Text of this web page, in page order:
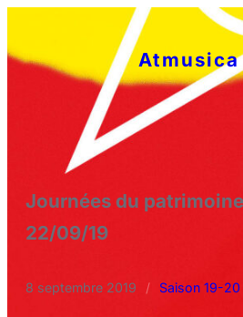
contenu
Atmusica
Journées du patrimoine
22/09/19
8 septembre 2019 / Saison 19-20